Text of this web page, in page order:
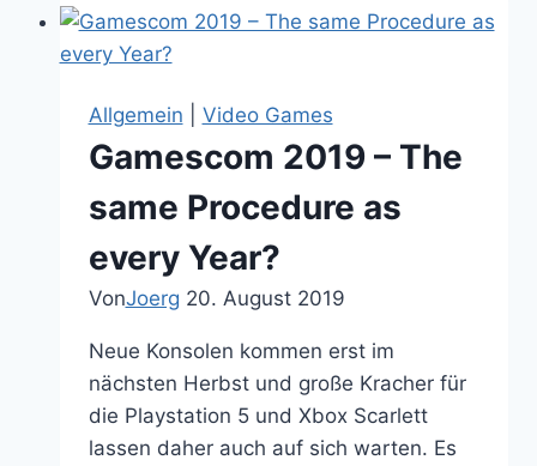
Diablo
werde
Allgemein Video Games
Gamescom 2019 – The
same Procedure as
every Year?
VonJoerg 20. August 2019
Neue Konsolen kommen erst im
nächsten Herbst und große Kracher für
die Playstation 5 und Xbox Scarlett
lassen daher auch auf sich warten. Es